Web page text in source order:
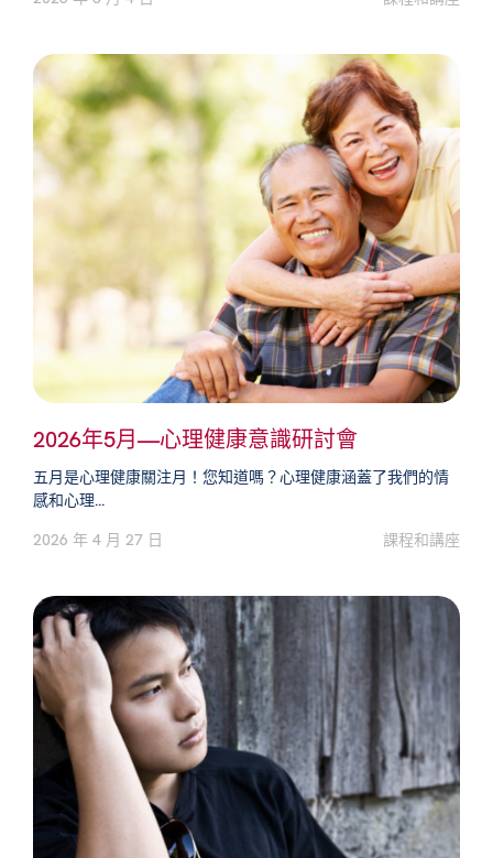
2026年5月—心理健康意識研討會
五月是心理健康關注月！您知道嗎？心理健康涵蓋了我們的情
感和心理...
2026 年 4 月 27 日
課程和講座